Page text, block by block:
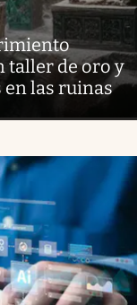
taller de oro y
en las ruinas